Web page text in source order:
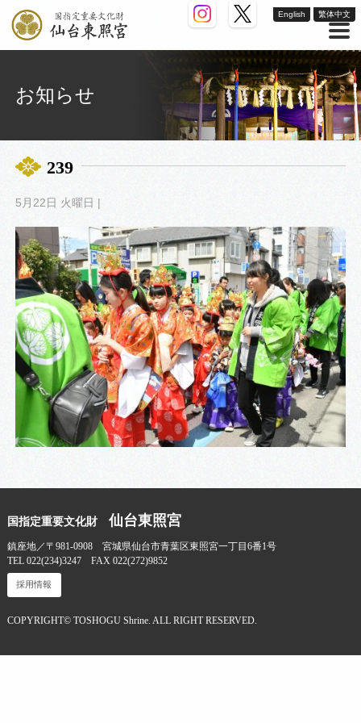
English 繁体中文
お知らせ
239
5月22日 火曜日 |
国指定重要文化財 仙台東照宮
鎮座地／〒981-0908 宮城県仙台市青葉区東照宮一丁目6番1号
TEL 022(234)3247 FAX 022(272)9852
採用情報
COPYRIGHT© TOSHOGU Shrine. ALL RIGHT RESERVED.